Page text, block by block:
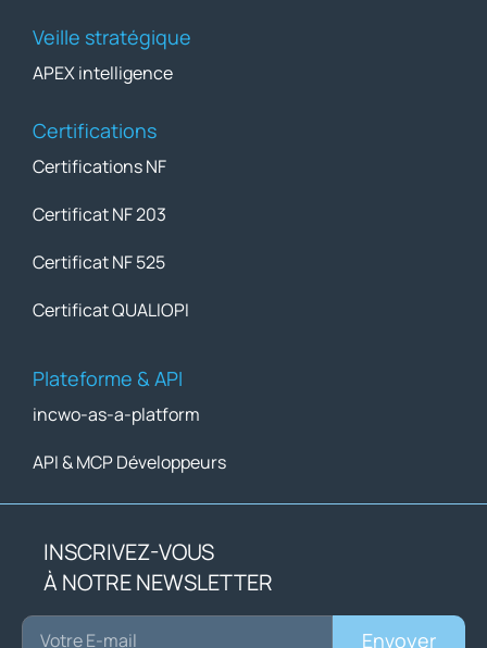
Veille stratégique
APEX intelligence
Certifications
Certifications NF
Certificat NF 203
Certificat NF 525
Certificat QUALIOPI
Plateforme & API
incwo-as-a-platform
API & MCP Développeurs
INSCRIVEZ-VOUS
À NOTRE NEWSLETTER
Envoyer